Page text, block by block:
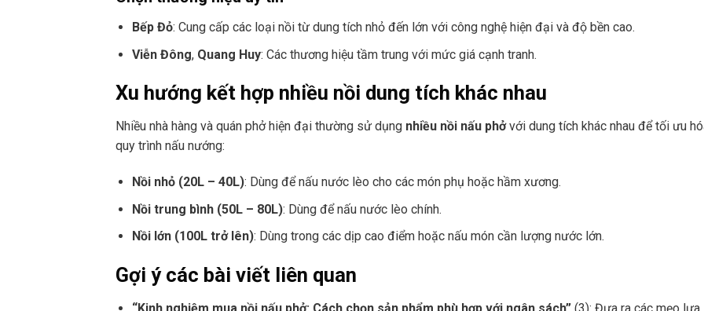
Bếp Đỏ: Cung cấp các loại nồi từ dung tích nhỏ đến lớn với công nghệ hiện đại và độ bền cao.
Viễn Đông, Quang Huy: Các thương hiệu tầm trung với mức giá cạnh tranh.
Xu hướng kết hợp nhiều nồi dung tích khác nhau
Nhiều nhà hàng và quán phở hiện đại thường sử dụng nhiều nồi nấu phởvới dung tích khác nhau để tối ưu
quy trình nấu nướng:
Nồi nhỏ (20L – 40L): Dùng để nấu nước lèo cho các món phụ hoặc hầm xương.
Nồi trung bình (50L – 80L): Dùng để nấu nước lèo chính.
Nồi lớn (100L trở lên): Dùng trong các dịp cao điểm hoặc nấu món cần lượng nước lớn.
Gợi ý các bài viết liên quan